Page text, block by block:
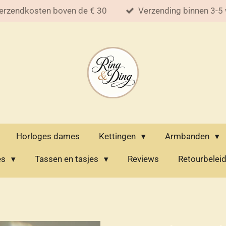
boven de € 30 Verzending binnen 3-5
Horloges dames Kettingen Armbanden
Tassen en tasjes Reviews Retourbeleid